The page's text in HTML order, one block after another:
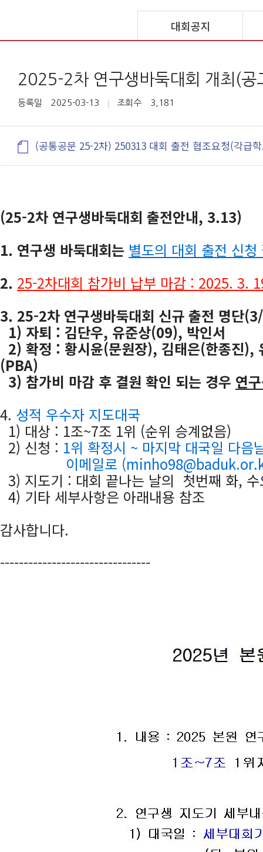
대회공지
2025-2차 연구생바둑대회 개최(
등록일 2025-03-13 조회수 3,181
(공통공문 25-2차) 250313 대회 출전 협조요청(각급
(25-2차 연구생바둑대회 출전안내, 3.13)
1. 연구생 바둑대회는 별도의 대회 출전 신
2. 25-2차대회 참가비 납부 마감 : 2025. 3.
3. 25-2차 연구생바둑대회 신규 출전 명단
1) 자퇴 : 김단우, 유준상(09), 박인서
2) 확정 : 황시윤(문원장), 김태은(한종진),
(PBA)
3) 참가비 마감 후 결원 확인 되는 경우 연
4. 성적 우수자 지도대국
1) 대상 : 1조~7조 1위 (순위 승계없음)
2) 신청 : 1위 확정시 ~ 마지막 대국일 다음
이메일로 (minho98@baduk.or.kr)
3) 지도기 : 대회 끝나는 날의 첫번째 화,
4) 기타 세부사항은 아래내용 참조
감사합니다.
--------------------------------